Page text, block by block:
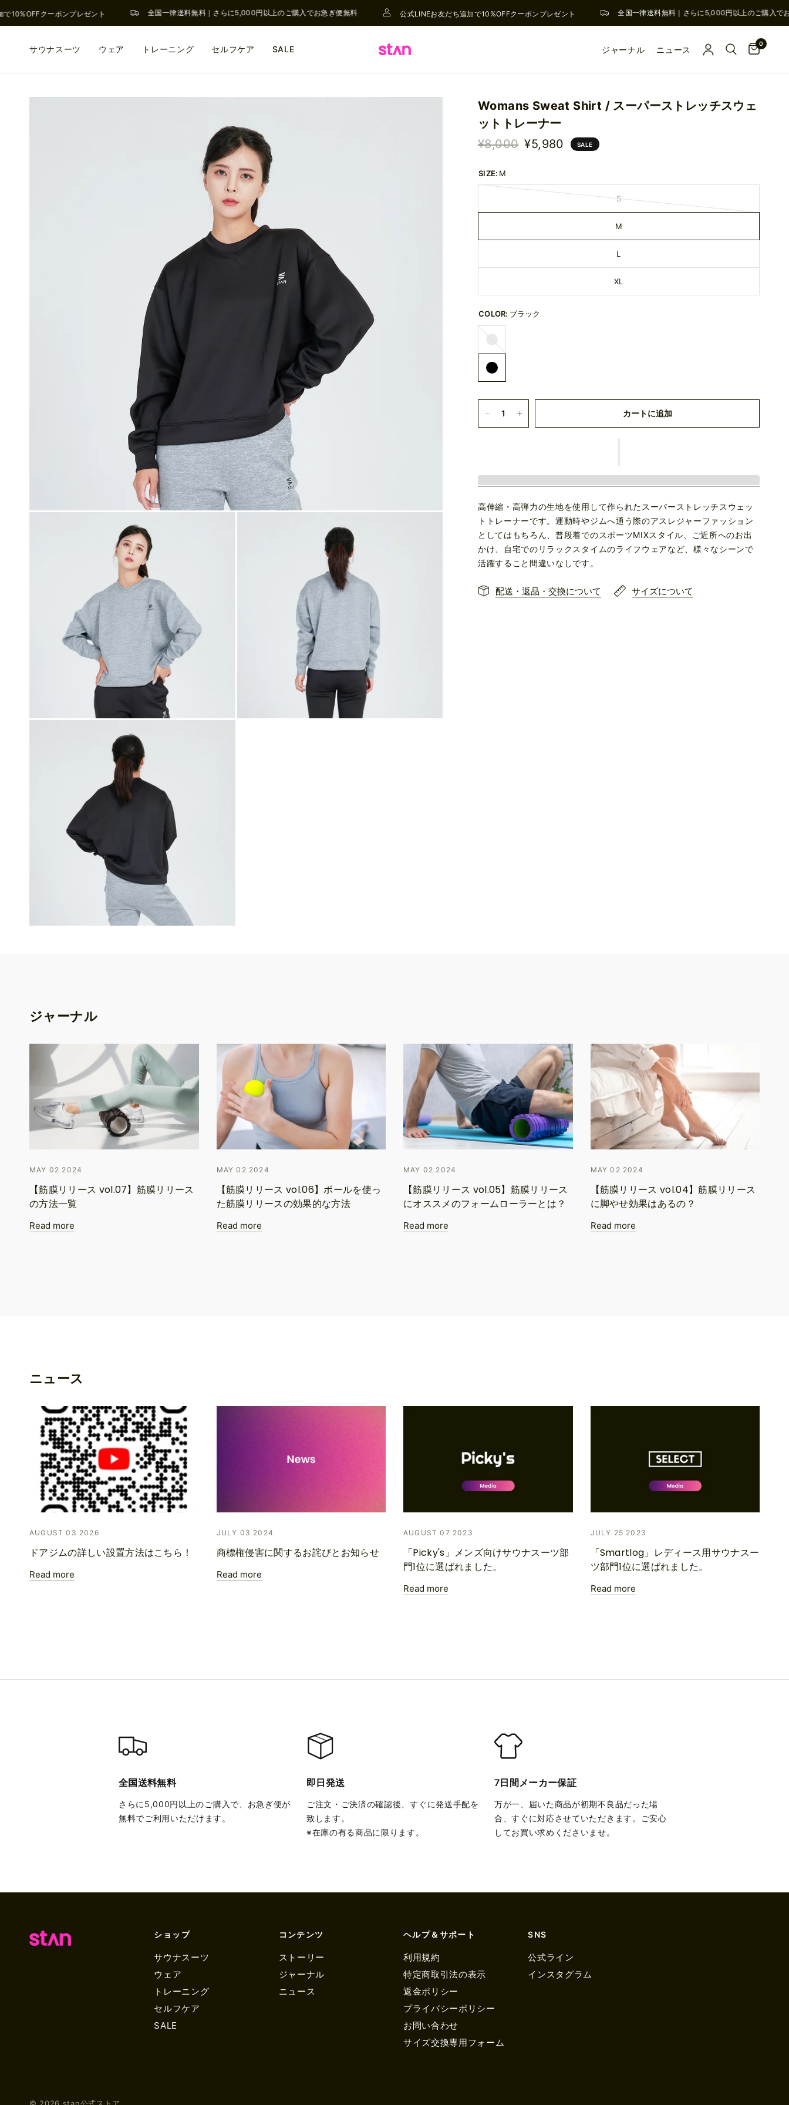
クーポンプレゼント 全国一律送料無料｜さらに5,000円以上のご購入でお急ぎ便無料 公式LINEお友だち追加で10%OFFクーポンプレゼント 全国一律送料無料｜さらに5,000円以上のご購入でお
サウナスーツ ウェア トレーニング セルフケア SALE ジャーナル ニュース
0
Womans Sweat Shirt / スーパーストレッチスウェ
ットトレーナー
¥8,000 ¥5,980 SALE
SIZE: M
S
M
L
XL
COLOR: ブラック
グ
カートに追加
高伸縮・高弾力の生地を使用して作られたスーパーストレッチスウェッ
トトレーナーです。運動時やジムへ通う際のアスレジャーファッション
としてはもちろん、普段着でのスポーツMIXスタイル、ご近所へのお出
かけ、自宅でのリラックスタイムのライフウェアなど、様々なシーンで
活躍すること間違いなしです。
配送・返品・交換について サイズについて
ジャーナル
MAY 02 2024
【筋膜リリース vol.07】筋膜リリース
の方法一覧
Read more
MAY 02 2024
【筋膜リリース vol.06】ボールを使っ
た筋膜リリースの効果的な方法
Read more
MAY 02 2024
【筋膜リリース vol.05】筋膜リリース
にオススメのフォームローラーとは？
Read more
MAY 02 2024
【筋膜リリース vol.04】筋膜リリース
に脚やせ効果はあるの？
Read more
ニュース
AUGUST 03 2026
ドアジムの詳しい設置方法はこちら！
Read more
JULY 03 2024
商標権侵害に関するお詫びとお知らせ
Read more
AUGUST 07 2023
「Picky's」メンズ向けサウナスーツ部
門1位に選ばれました。
Read more
JULY 25 2023
「Smartlog」レディース用サウナスー
ツ部門1位に選ばれました。
Read more
全国送料無料
さらに5,000円以上のご購入で、お急ぎ便が
無料でご利用いただけます。
即日発送
ご注文・ご決済の確認後、すぐに発送手配を
致します。
※在庫の有る商品に限ります。
7日間メーカー保証
万が一、届いた商品が初期不良品だった場
合、すぐに対応させていただきます。ご安心
してお買い求めくださいませ。
ショップ
サウナスーツ
ウェア
トレーニング
セルフケア
SALE
コンテンツ
ストーリー
ジャーナル
ニュース
ヘルプ＆サポート
利用規約
特定商取引法の表示
返金ポリシー
プライバシーポリシー
お問い合わせ
サイズ交換専用フォーム
SNS
公式ライン
インスタグラム